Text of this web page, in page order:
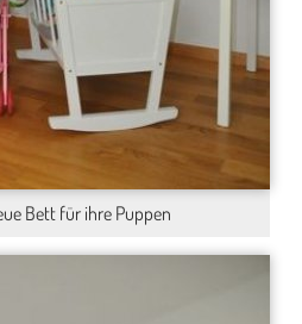
Bett für ihre Puppen